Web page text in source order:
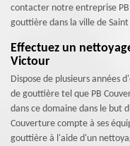
contacter notre entreprise
gouttière dans la ville de
Effectuez un
Victour
Dispose de plusieurs années
de gouttière tel que PB
dans ce domaine dans le but
Couverture compte à ses
gouttière à l'aide d'un